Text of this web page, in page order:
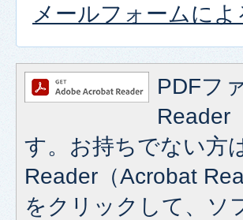
メールフォームに
PDFフ
Reader
す。お持ちでない方
Reader（Acrobat
をクリックして、ソ